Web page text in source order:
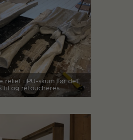
relief i PU-skum før det
til og retoucheres.